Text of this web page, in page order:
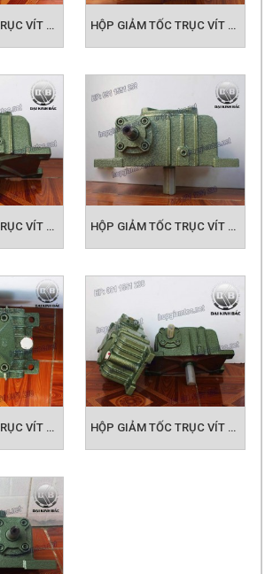
HỘP GIẢM TỐC TRỤC VÍT WPX SIZE 80 HỘP GIẢM TỐC TRỤC VÍT WPX SIZE 100
HỘP GIẢM TỐC TRỤC VÍT WPX SIZE 120 HỘP GIẢM TỐC TRỤC VÍT WPX SIZE 135